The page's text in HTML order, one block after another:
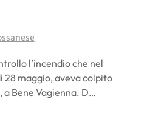
l’incendio che nel
maggio, aveva colpito
a Bene Vagienna. D…